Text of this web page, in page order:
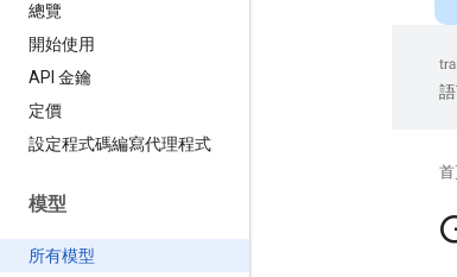
總覽
開始使用
API 金鑰
定價
設定程式碼編寫代理程式
模型
所有模型